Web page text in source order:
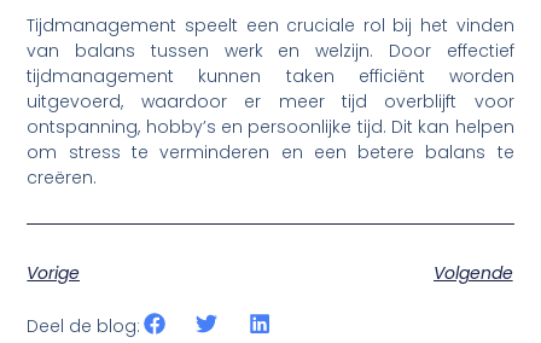
Tijdmanagement speelt een cruciale rol bij het vinden
van balans tussen werk en welzijn. Door effectief
tijdmanagement kunnen taken efficiënt worden
uitgevoerd, waardoor er meer tijd overblijft voor
ontspanning, hobby’s en persoonlijke tijd. Dit kan helpen
om stress te verminderen en een betere balans te
creëren.
Vorige Volgende
Deel de blog: